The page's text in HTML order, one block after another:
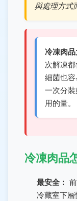
與處理方式
冷凍肉品
次解凍
細菌也
一次分
用的量。
冷凍肉品
最安全：
冷藏室下層